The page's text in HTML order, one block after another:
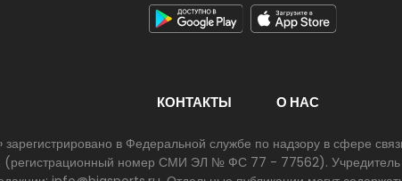
КОНТАКТЫ О НАС
в Федеральной службе по надзору в сфере
(регистрационный номер СМИ ЭЛ № ФС 77 - 77562).